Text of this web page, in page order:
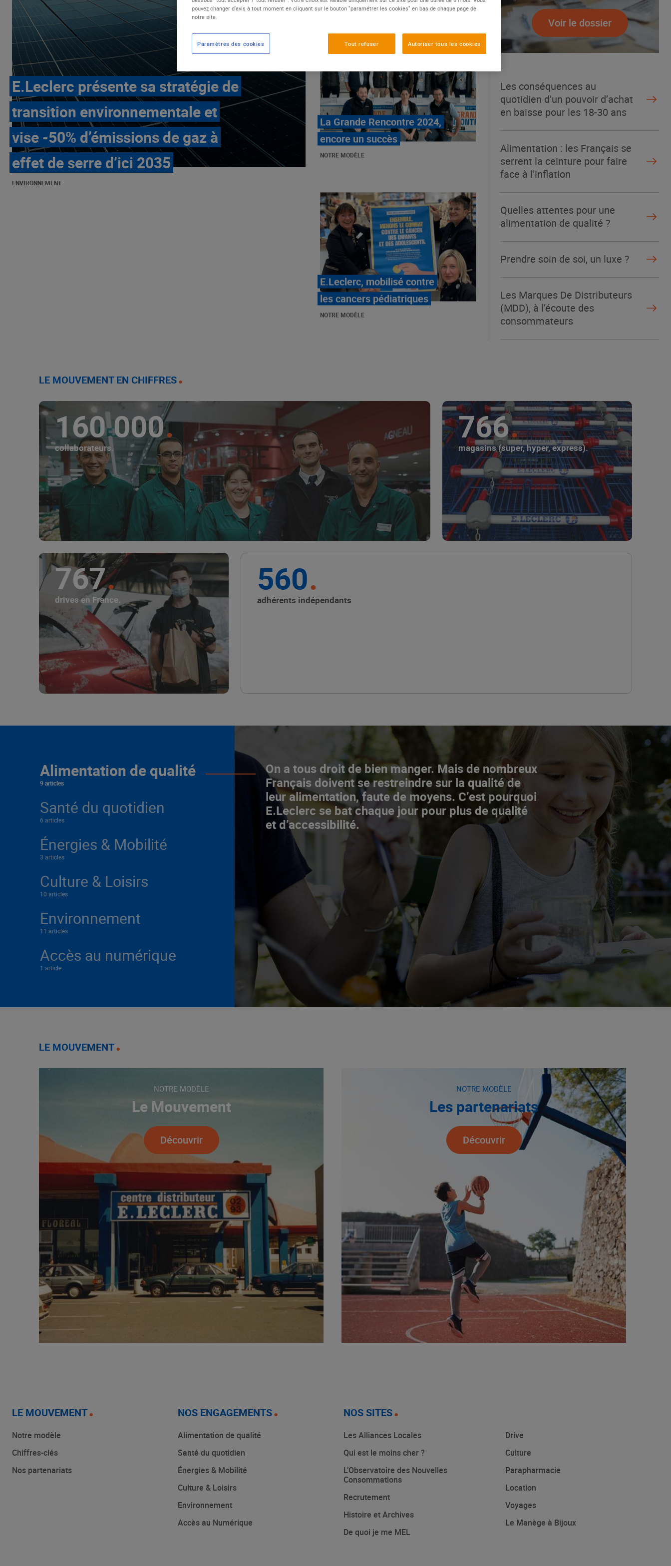
E.Leclerc présente sa stratégie de
transition environnementale et
vise -50% d’émissions de gaz à
effet de serre d’ici 2035
ENVIRONNEMENT
E.Leclerc, mobilisé contre
les cancers pédiatriques
NOTRE MODÈLE
LE MOUVEMENT
E.LECLERC ET SES
COMBATS
NOTRE MODÈLE
« Repérage » - La nouvelle
revue de tendances de
Marque Repère
ALIMENTATION DE QUALITÉ
producteurs avec les
L’ascenceur social
fonctionne chez E.Leclerc !
NOTRE MODÈLE
La Grande Rencontre 2024,
Voir le dossier
Les conséquences au
quotidien d’un pouvoir d’achat
en baisse pour les 18-30 ans
Alimentation : les Français se
serrent la ceinture pour faire
face à l’inflation
Quelles attentes pour une
alimentation de qualité ?
Prendre soin de soi, un luxe ?
Les Marques De Distributeurs
(MDD), à l’écoute des
consommateurs
LE MOUVEMENT EN CHIFFRES
160 000
collaborateurs.
766
magasins (super, hyper, express).
767
drives en France.
560
adhérents indépendants
Alimentation de qualité
9 articles
On a tous droit de bien manger. Mais de nombreux
Français doivent se restreindre sur la qualité de
leur alimentation, faute de moyens. C’est pourquoi
E.Leclerc se bat chaque jour pour plus de qualité
et d’accessibilité.
Santé du quotidien
6 articles
Énergies & Mobilité
3 articles
Culture & Loisirs
10 articles
Environnement
11 articles
Accès au numérique
1 article
LE MOUVEMENT
NOTRE MODÈLE
Le Mouvement
Découvrir
NOTRE MODÈLE
Les partenariats
Découvrir
LE MOUVEMENT
Notre modèle
Chiffres-clés
Nos partenariats
NOS ENGAGEMENTS
Alimentation de qualité
Santé du quotidien
Énergies & Mobilité
Culture & Loisirs
Environnement
Accès au Numérique
NOS SITES
Les Alliances Locales
Qui est le moins cher ?
L’Observatoire des Nouvelles
Consommations
Recrutement
Histoire et Archives
De quoi je me MEL
Drive
Culture
Parapharmacie
Location
Voyages
Le Manège à Bijoux
pouvez changer d'avis à tout moment en cliquant sur le bouton "paramétrer les cookies" en bas de chaque page de
notre site.
Tout refuser Autoriser tous les cookies
Paramètres des cookies